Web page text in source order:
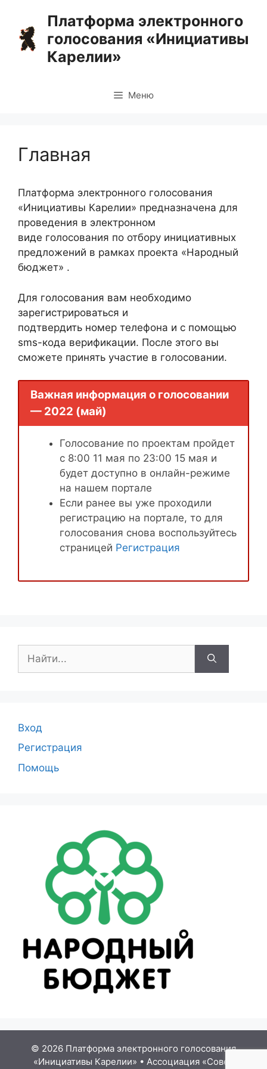
содержимому
Платформа электронного
голосования «Инициативы
Карелии»
Меню
Главная
Платформа электронного голосования
«Инициативы Карелии» предназначена для
проведения в электронном
виде голосования по отбору инициативных
предложений в рамках проекта «Народный
бюджет» .
Для голосования вам необходимо
зарегистрироваться и
подтвердить номер телефона и с помощью
sms-кода верификации. После этого вы
сможете принять участие в голосовании.
Важная информация о голосовании
— 2022 (май)
Голосование по проектам пройдет
с 8:00 11 мая по 23:00 15 мая и
будет доступно в онлайн-режиме
на нашем портале
Если ранее вы уже проходили
регистрацию на портале, то для
голосования снова воспользуйтесь
страницей Регистрация
Вход
Регистрация
Помощь
© 2026 Платформа электронного голосования
«Инициативы Карелии» • Ассоциация «Совет